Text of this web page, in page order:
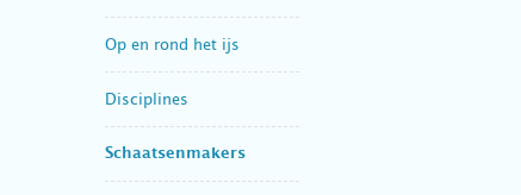
Op en rond het ijs
Disciplines
Schaatsenmakers